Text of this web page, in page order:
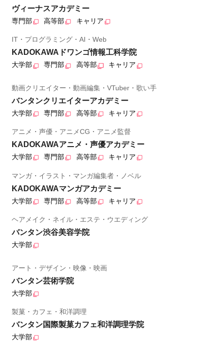
ヴィーナスアカデミー
専門部 高等部 キャリア
IT・プログラミング・AI・Web
KADOKAWAドワンゴ情報工科学院
大学部 専門部 高等部 キャリア
動画クリエイター・動画編集・VTuber・歌い手
バンタンクリエイターアカデミー
大学部 専門部 高等部 キャリア
アニメ・声優・アニメCG・アニメ監督
KADOKAWAアニメ・声優アカデミー
大学部 専門部 高等部 キャリア
マンガ・イラスト・マンガ編集者・ノベル
KADOKAWAマンガアカデミー
大学部 専門部 高等部 キャリア
ヘアメイク・ネイル・エステ・ウエディング
バンタン渋谷美容学院
大学部
アート・デザイン・映像・映画
バンタン芸術学院
大学部
製菓・カフェ・和洋調理
バンタン国際製菓カフェ和洋調理学院
大学部